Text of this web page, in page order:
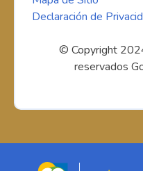
Declaración de
© Copyright
reservados